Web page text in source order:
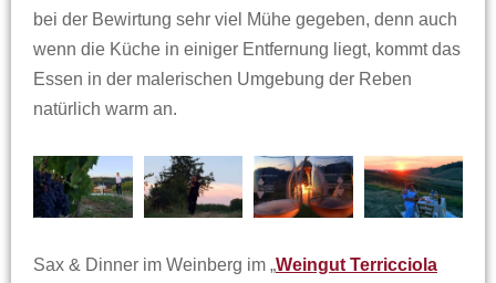
bei der Bewirtung sehr viel Mühe gegeben, denn auch
wenn die Küche in einiger Entfernung liegt, kommt das
Essen in der malerischen Umgebung der Reben
natürlich warm an.
Sax & Dinner im Weinberg im „Weingut Terricciola